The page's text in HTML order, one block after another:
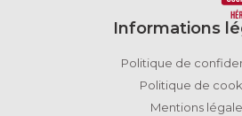
Informations
Politique de
Politique de
Mentions